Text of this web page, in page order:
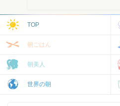
TOP
朝ごはん
朝美人
世界の朝